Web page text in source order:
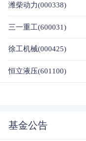
潍柴动力(000338)
三一重工(600031)
徐工机械(000425)
恒立液压(601100)
基金公告